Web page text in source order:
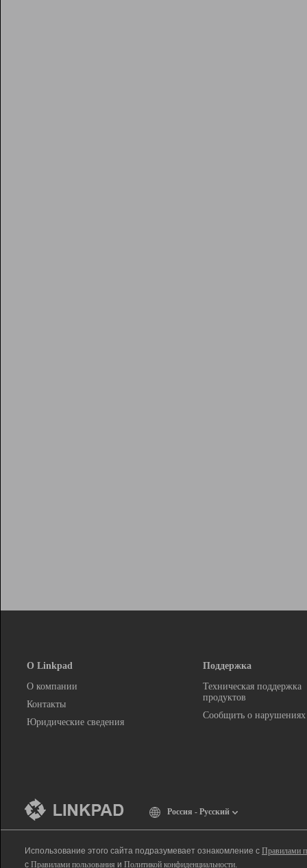
О Linkpad
О компании
Контакты
Юридические сведения
Поддержка
Техническая поддержка
продуктов
Сообщить о нарушениях
Россия - Русский
Использование этого сайта подразумевает ознакомление с Правилами
с Правилами пользования и Политикой конфиденциальности.